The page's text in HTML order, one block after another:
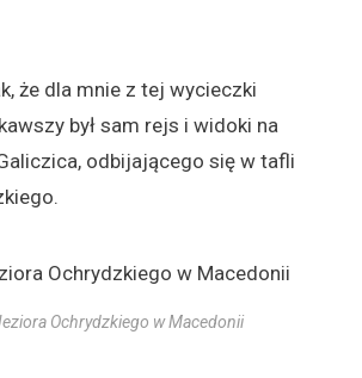
że dla mnie z tej wycieczki
był sam rejs i widoki na
odbijającego się w tafli
Ochrydzkiego w Macedonii